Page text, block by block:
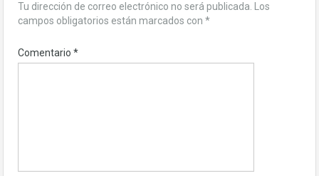
Tu dirección de correo electrónico no será publicada.
Los
campos obligatorios están marcados con *
Comentario *